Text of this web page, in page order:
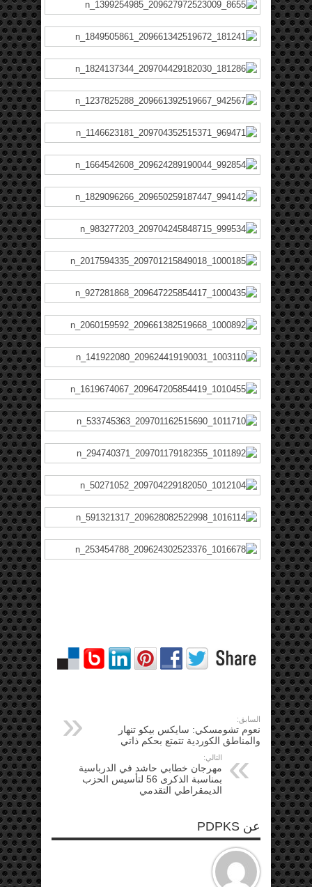
السابق:
نعوم تشومسكي: سايكس بيكو تنهار
والمناطق الكوردية تتمتع بحكم ذاتي
التالي:
مهرجان خطابي حاشد في الدرباسية
بمناسبة الذكرى 56 لتأسيس الحزب
الديمقراطي التقدمي
عن PDPKS